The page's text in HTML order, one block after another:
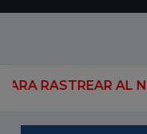
LÍDER